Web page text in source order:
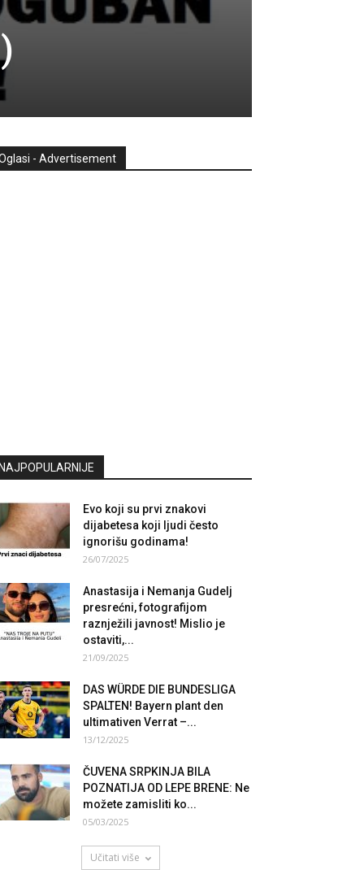
- Advertisement
Evo koji su prvi znakovi
dijabetesa koji ljudi često
ignorišu godinama!
26/07/2025
Anastasija i Nemanja Gudelj
presrećni, fotografijom
raznježili javnost! Mislio je
ostaviti,...
21/09/2025
DAS WÜRDE DIE BUNDESLIGA
SPALTEN! Bayern plant den
ultimativen Verrat –...
13/12/2025
ČUVENA SRPKINJA BILA
POZNATIJA OD LEPE BRENE: Ne
možete zamisliti ko...
05/03/2025
Učitati više